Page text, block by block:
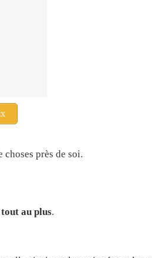
choses près de soi.
au plus.